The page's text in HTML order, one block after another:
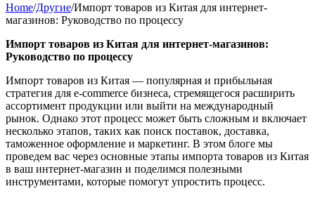
Home/Другие/Импорт товаров из Китая для интернет-
магазинов: Руководство по процессу
Импорт товаров из Китая для интернет-магазинов:
Руководство по процессу
Импорт товаров из Китая — популярная и прибыльная
стратегия для e-commerce бизнеса, стремящегося расширить
ассортимент продукции или выйти на международный
рынок. Однако этот процесс может быть сложным и включает
несколько этапов, таких как поиск поставок, доставка,
таможенное оформление и маркетинг. В этом блоге мы
проведем вас через основные этапы импорта товаров из Китая
в ваш интернет-магазин и поделимся полезными
инструментами, которые помогут упростить процесс.